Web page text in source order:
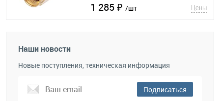
1 285 ₽ /шт Цены
Наши новости
Новые поступления, техническая информация
Подписаться